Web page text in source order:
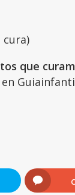
cura)
que
en